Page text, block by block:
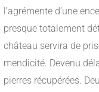
l’agrémente d’une
presque totalement
château servira de
mendicité. Devenu
pierres récupérées.